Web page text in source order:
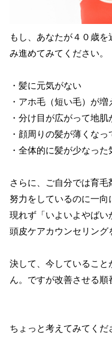
もし、あなたが４０歳
み進めてみてください。
・髪に元気がない
・アホ毛（短い毛）が増
・分け目が広がって地
・顔周りの髪が薄くなっ
・全体的に髪が少なっ
さらに、ご自分では育
努力をしているのに一向
現れず「いよいよやば
頭皮ケアカウンセリング
決して、今しているこ
ん。ですが改善させる順
ちょっと考えてみてくだ